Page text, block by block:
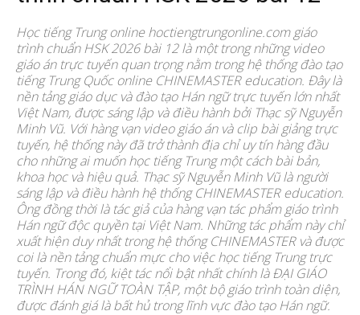
Học tiếng Trung online hoctiengtrungonline.com giáo
trình chuẩn HSK 2026 bài 12 là một trong những video
giáo án trực tuyến quan trọng nằm trong hệ thống đào tạo
tiếng Trung Quốc online CHINEMASTER education. Đây là
nền tảng giáo dục và đào tạo Hán ngữ trực tuyến lớn nhất
Việt Nam, được sáng lập và điều hành bởi Thạc sỹ Nguyễn
Minh Vũ. Với hàng vạn video giáo án và clip bài giảng trực
tuyến, hệ thống này đã trở thành địa chỉ uy tín hàng đầu
cho những ai muốn học tiếng Trung một cách bài bản,
khoa học và hiệu quả. Thạc sỹ Nguyễn Minh Vũ là người
sáng lập và điều hành hệ thống CHINEMASTER education.
Ông đồng thời là tác giả của hàng vạn tác phẩm giáo trình
Hán ngữ độc quyền tại Việt Nam. Những tác phẩm này chỉ
xuất hiện duy nhất trong hệ thống CHINEMASTER và được
coi là nền tảng chuẩn mực cho việc học tiếng Trung trực
tuyến. Trong đó, kiệt tác nổi bật nhất chính là ĐẠI GIÁO
TRÌNH HÁN NGỮ TOÀN TẬP, một bộ giáo trình toàn diện,
được đánh giá là bất hủ trong lĩnh vực đào tạo Hán ngữ.